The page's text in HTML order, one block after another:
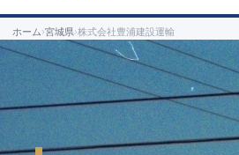
ホーム›宮城県›株式会社豊浦建設運輸